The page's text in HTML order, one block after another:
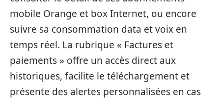
mobile Orange et box Internet, ou encore
suivre sa consommation data et voix en
temps réel. La rubrique « Factures et
paiements » offre un accès direct aux
historiques, facilite le téléchargement et
présente des alertes personnalisées en cas